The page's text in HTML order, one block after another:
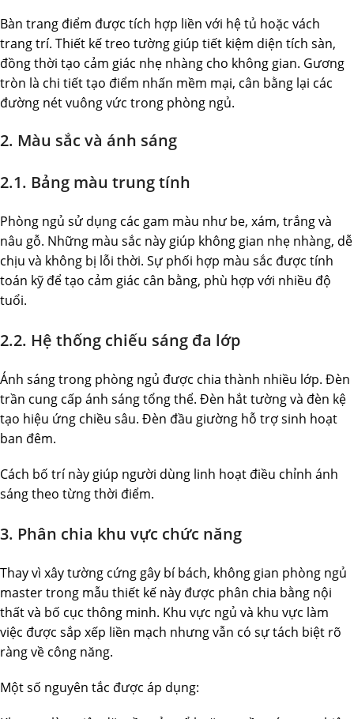
Bàn trang điểm được tích hợp liền với hệ tủ hoặc vách
trang trí. Thiết kế treo tường giúp tiết kiệm diện tích sàn,
đồng thời tạo cảm giác nhẹ nhàng cho không gian. Gương
tròn là chi tiết tạo điểm nhấn mềm mại, cân bằng lại các
đường nét vuông vức trong phòng ngủ.
2. Màu sắc và ánh sáng
2.1. Bảng màu trung tính
Phòng ngủ sử dụng các gam màu như be, xám, trắng và
nâu gỗ. Những màu sắc này giúp không gian nhẹ nhàng, dễ
chịu và không bị lỗi thời. Sự phối hợp màu sắc được tính
toán kỹ để tạo cảm giác cân bằng, phù hợp với nhiều độ
tuổi.
2.2. Hệ thống chiếu sáng đa lớp
Ánh sáng trong phòng ngủ được chia thành nhiều lớp. Đèn
trần cung cấp ánh sáng tổng thể. Đèn hắt tường và đèn kệ
tạo hiệu ứng chiều sâu. Đèn đầu giường hỗ trợ sinh hoạt
ban đêm.
Cách bố trí này giúp người dùng linh hoạt điều chỉnh ánh
sáng theo từng thời điểm.
3. Phân chia khu vực chức năng
Thay vì xây tường cứng gây bí bách, không gian phòng ngủ
master trong mẫu thiết kế này được phân chia bằng nội
thất và bố cục thông minh. Khu vực ngủ và khu vực làm
việc được sắp xếp liền mạch nhưng vẫn có sự tách biệt rõ
ràng về công năng.
Một số nguyên tắc được áp dụng: